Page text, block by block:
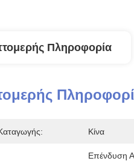
Πληροφορία
Κίνα
Επένδυση